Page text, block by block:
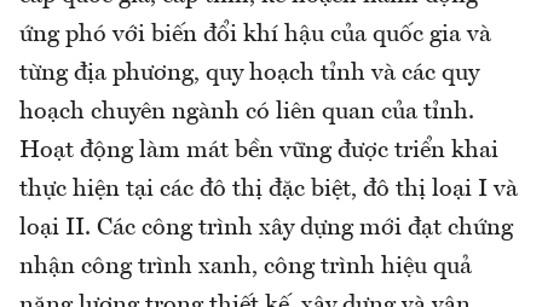
ứng phó với biến đổi khí hậu của quốc gia và
từng địa phương, quy hoạch tỉnh và các quy
hoạch chuyên ngành có liên quan của tỉnh.
Hoạt động làm mát bền vững được triển khai
thực hiện tại các đô thị đặc biệt, đô thị loại I và
loại II. Các công trình xây dựng mới đạt chứng
nhận công trình xanh, công trình hiệu quả